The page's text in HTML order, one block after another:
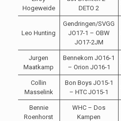
Hogeweide
DETO 2
Leo Hunting
Gendringen/SVGG
JO17-1 – OBW
JO17-2JM
Jurgen
Maatkamp
Bennekom JO16-1
– Orion JO16-1
Collin
Masselink
Bon Boys JO15-1
– HTC JO15-1
Bennie
Roenhorst
WHC – Dos
Kampen